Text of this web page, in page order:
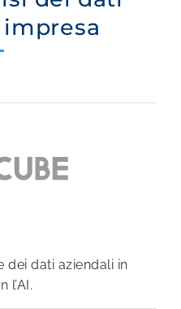
dei dati aziendali in
l’AI.